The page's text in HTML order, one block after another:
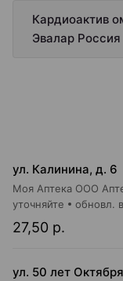
Кардиоактив
Эвалар Россия
ул. Калинина, д. 6
Моя Аптека ООО
27,50 р.
уточняйте обновл.
ул. 50 лет